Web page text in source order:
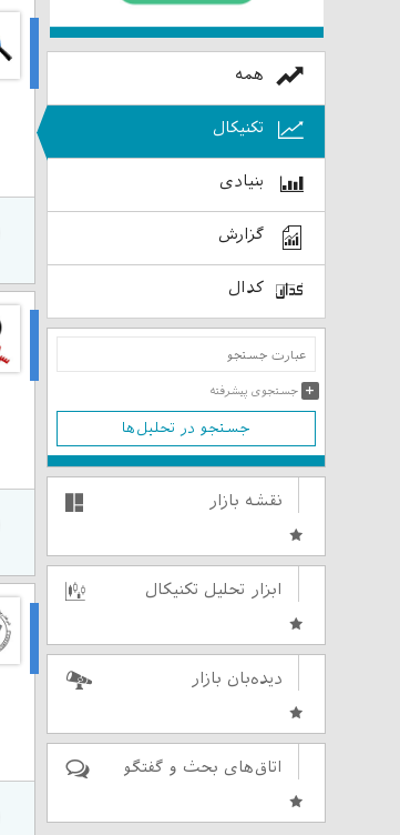
همه
تکنیکال
بنیادی
گزارش
کدال
جستجوی پیشرفته
جستجو در تحلیل‌ها
نقشه بازار
ابزار تحلیل تکنیکال
دیده‌بان بازار
اتاق‌های بحث و گفتگو